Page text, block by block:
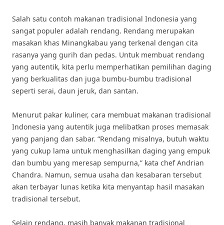
Salah satu contoh makanan tradisional Indonesia yang
sangat populer adalah rendang. Rendang merupakan
masakan khas Minangkabau yang terkenal dengan cita
rasanya yang gurih dan pedas. Untuk membuat rendang
yang autentik, kita perlu memperhatikan pemilihan daging
yang berkualitas dan juga bumbu-bumbu tradisional
seperti serai, daun jeruk, dan santan.
Menurut pakar kuliner, cara membuat makanan tradisional
Indonesia yang autentik juga melibatkan proses memasak
yang panjang dan sabar. “Rendang misalnya, butuh waktu
yang cukup lama untuk menghasilkan daging yang empuk
dan bumbu yang meresap sempurna,” kata chef Andrian
Chandra. Namun, semua usaha dan kesabaran tersebut
akan terbayar lunas ketika kita menyantap hasil masakan
tradisional tersebut.
Selain rendang, masih banyak makanan tradisional